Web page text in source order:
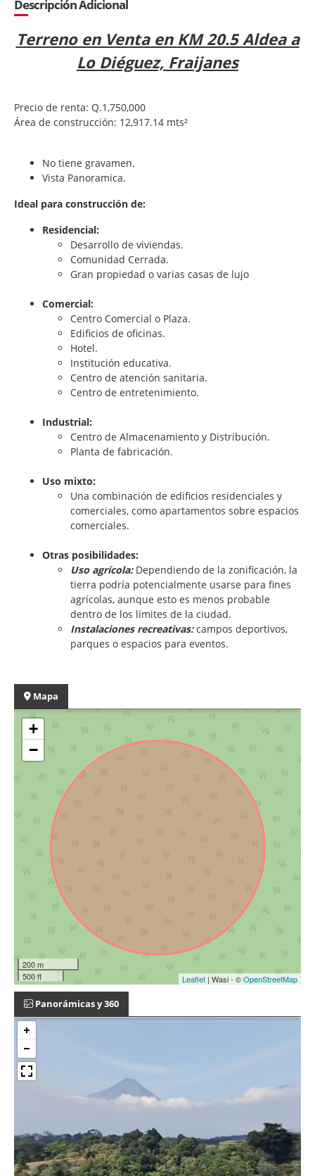
Descripción Adicional
Terreno en Venta en KM 20.5 Aldea a
Lo Diéguez, Fraijanes
Precio de renta: Q.1,750,000
Área de construcción: 12,917.14 mts²
No tiene gravamen.
Vista Panoramica.
Ideal para construcción de:
Residencial:
Desarrollo de viviendas.
Comunidad Cerrada.
Gran propiedad o varias casas de lujo
Comercial:
Centro Comercial o Plaza.
Edificios de oficinas.
Hotel.
Institución educativa.
Centro de atención sanitaria.
Centro de entretenimiento.
Industrial:
Centro de Almacenamiento y Distribución.
Planta de fabricación.
Uso mixto:
Una combinación de edificios residenciales y
comerciales, como apartamentos sobre espacios
comerciales.
Otras posibilidades:
Uso agrícola:Dependiendo de la zonificación, la
tierra podría potencialmente usarse para fines
agrícolas, aunque esto es menos probable
dentro de los límites de la ciudad.
Instalaciones recreativas:campos deportivos,
parques o espacios para eventos.
Mapa
+
−
200 m
500 ft
Leaflet | Wasi - ©OpenStreetMap
Panorámicas y 360